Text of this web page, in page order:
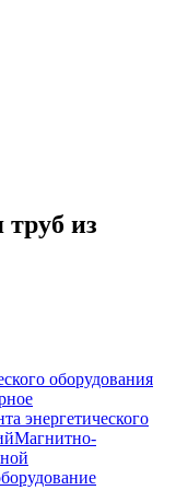
из
оборудования
энергетического
Магнитно-